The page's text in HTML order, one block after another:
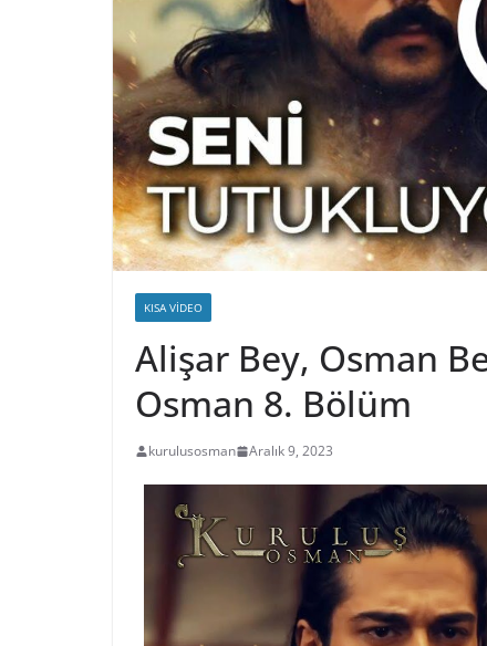
KISA VIDEO
Alişar Bey, Osman
Osman 8. Bölüm
kurulusosman Aralık 9, 2023